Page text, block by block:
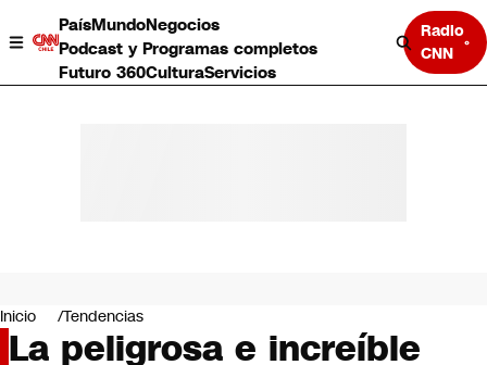
PaísMundoNegocios
Podcast y Programas completos
Futuro 360CulturaServicios
Radio
CNN
Negocios
Deportes
Inicio Tendencias
La peligrosa e increíble